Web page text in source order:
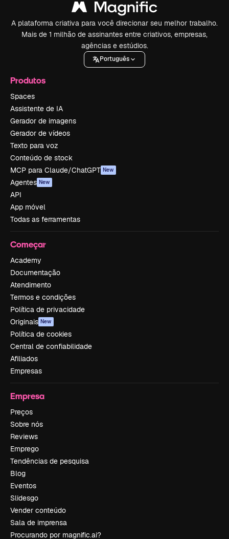
A plataforma criativa para você direcionar seu melhor trabalho.
Mais de 1 milhão de assinantes entre criativos, empresas,
agências e estúdios.
Português
Produtos
Spaces
Assistente de IA
Gerador de imagens
Gerador de vídeos
Texto para voz
Conteúdo de stock
MCP para Claude/ChatGPT New
Agentes New
API
App móvel
Todas as ferramentas
Começar
Academy
Documentação
Atendimento
Termos e condições
Política de privacidade
Originais New
Política de cookies
Central de confiabilidade
Afiliados
Empresas
Empresa
Preços
Sobre nós
Reviews
Emprego
Tendências de pesquisa
Blog
Eventos
Slidesgo
Vender conteúdo
Sala de imprensa
Procurando por magnific.ai?